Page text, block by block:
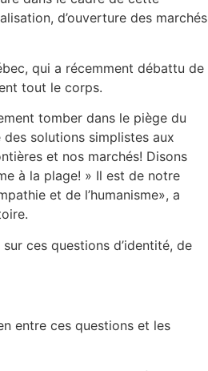
d’ouverture des marchés
qui a récemment débattu de
tout le corps.
tomber dans le piège du
solutions simplistes aux
et nos marchés! Disons
à la plage! » Il est de notre
et de l’humanisme», a
ces questions d’identité, de
entre ces questions et les